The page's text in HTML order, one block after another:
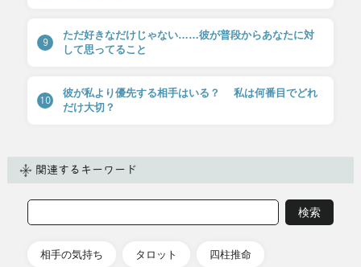
9
ただ好きなだけじゃない……彼が普段からあなたに対
して思ってること
10
彼が私より優先する相手はいる？ 私は何番目でどれ
だけ大切？
関連するキーワード
相手の気持ち タロット 四柱推命